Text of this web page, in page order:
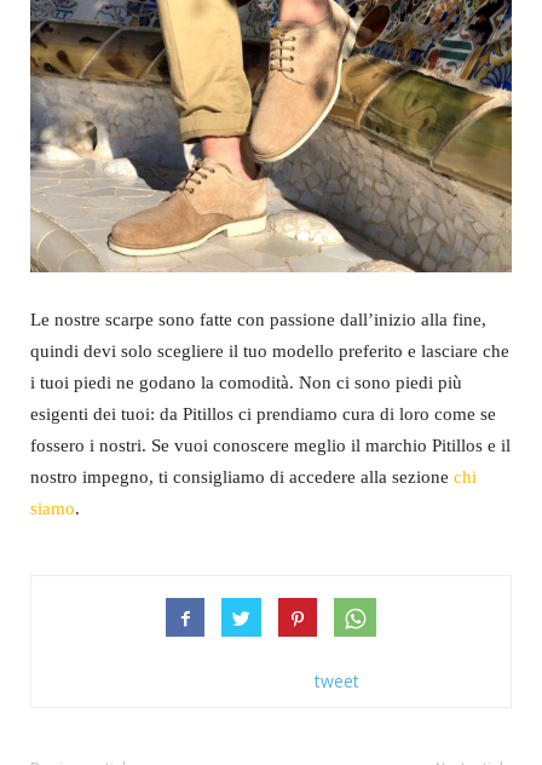
Le nostre scarpe sono fatte con passione dall’inizio alla fine,
quindi devi solo scegliere il tuo modello preferito e lasciare che
i tuoi piedi ne godano la comodità. Non ci sono piedi più
esigenti dei tuoi: da Pitillos ci prendiamo cura di loro come se
fossero i nostri. Se vuoi conoscere meglio il marchio Pitillos e il
nostro impegno, ti consigliamo di accedere alla sezione chi
siamo.
tweet